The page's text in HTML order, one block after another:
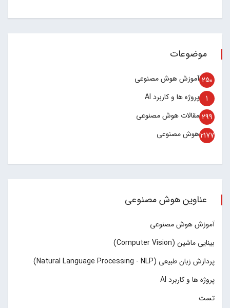
موضوعات
آموزش هوش مصنوعی 250
پروژه ها و کاربرد AI 1
مقالات هوش مصنوعی 299
هوش مصنوعی2177
عناوین هوش مصنوعی
آموزش هوش مصنوعی
بینایی ماشین (Computer Vision)
پردازش زبان طبیعی (Natural Language Processing - NLP)
پروژه ها و کاربرد AI
تست